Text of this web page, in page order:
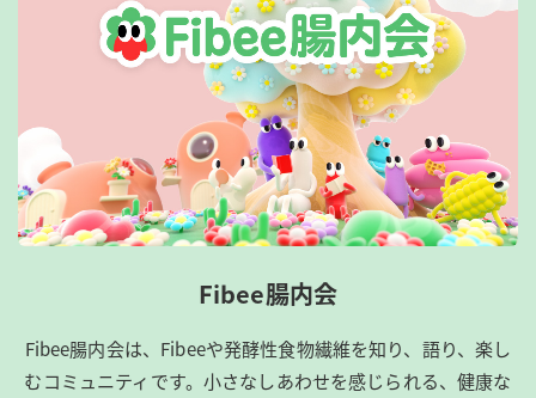
Fibee腸内会
Fibee腸内会は、​Fibeeや発酵性食物繊維を知り、語り、楽し
むコミュニティです。​小さなしあわせを感じられる、健康な